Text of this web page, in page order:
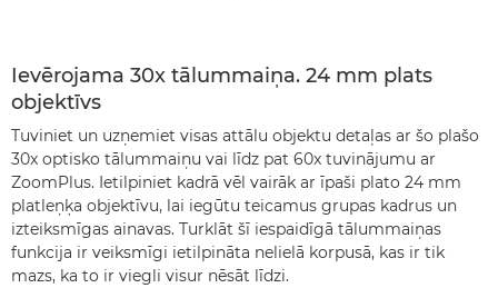
Ievērojama 30x tālummaiņa. 24 mm plats
objektīvs
Tuviniet un uzņemiet visas attālu objektu detaļas ar šo plašo
30x optisko tālummaiņu vai līdz pat 60x tuvinājumu ar
ZoomPlus. Ietilpiniet kadrā vēl vairāk ar īpaši plato 24 mm
platleņķa objektīvu, lai iegūtu teicamus grupas kadrus un
izteiksmīgas ainavas. Turklāt šī iespaidīgā tālummaiņas
funkcija ir veiksmīgi ietilpināta nelielā korpusā, kas ir tik
mazs, ka to ir viegli visur nēsāt līdzi.